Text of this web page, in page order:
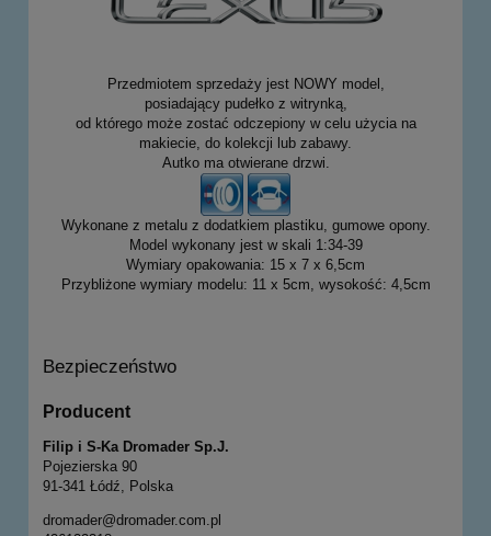
Przedmiotem sprzedaży jest NOWY model,
posiadający pudełko z witrynką,
od którego może zostać odczepiony w celu użycia na
makiecie, do kolekcji lub zabawy.
Autko ma otwierane drzwi.
Wykonane z metalu z dodatkiem plastiku, gumowe opony.
Model wykonany jest w skali 1:34-39
Wymiary opakowania: 15 x 7 x 6,5cm
Przybliżone wymiary modelu: 11 x 5cm, wysokość: 4,5cm
Bezpieczeństwo
Producent
Filip i S-Ka Dromader Sp.J.
Pojezierska 90
91-341 Łódź, Polska
dromader@dromader.com.pl